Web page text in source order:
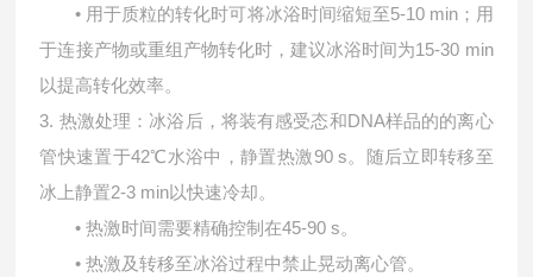
• 用于质粒的转化时可将冰浴时间缩短至5-10 min；用
于连接产物或重组产物转化时，建议冰浴时间为15-30 min
以提高转化效率。
3. 热激处理：冰浴后，将装有感受态和DNA样品的的离心
管快速置于42℃水浴中，静置热激90 s。随后立即转移至
冰上静置2-3 min以快速冷却。
•热激时间需要精确控制在45-90 s。
•热激及转移至冰浴过程中禁止晃动离心管。